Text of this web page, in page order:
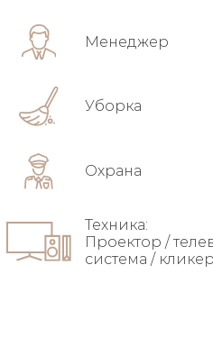
Менеджер
Уборка
Охрана
Техника:
Проектор /
система / кликер